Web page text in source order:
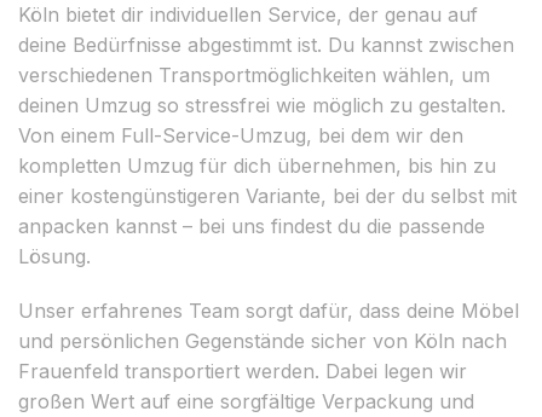
Köln bietet dir individuellen Service, der genau auf
deine Bedürfnisse abgestimmt ist. Du kannst zwischen
verschiedenen Transportmöglichkeiten wählen, um
deinen Umzug so stressfrei wie möglich zu gestalten.
Von einem Full-Service-Umzug, bei dem wir den
kompletten Umzug für dich übernehmen, bis hin zu
einer kostengünstigeren Variante, bei der du selbst mit
anpacken kannst – bei uns findest du die passende
Lösung.
Unser erfahrenes Team sorgt dafür, dass deine Möbel
und persönlichen Gegenstände sicher von Köln nach
Frauenfeld transportiert werden. Dabei legen wir
großen Wert auf eine sorgfältige Verpackung und